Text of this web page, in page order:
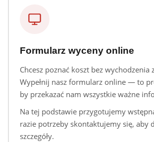
Formularz wyceny online
Chcesz poznać koszt bez wychodzenia
Wypełnij nasz formularz online — to
by przekazać nam wszystkie ważne
Na tej podstawie przygotujemy
razie potrzeby skontaktujemy się, aby
szczegóły.